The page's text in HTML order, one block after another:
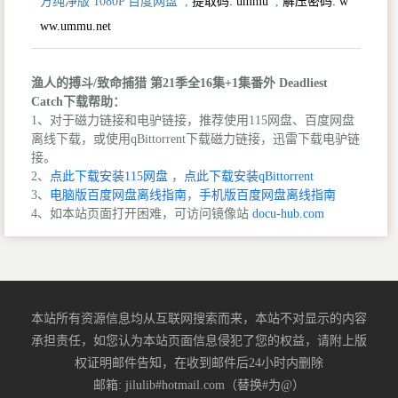
ww.ummu.net
渔人的搏斗/致命捕猎 第21季全16集+1集番外 Deadliest
Catch下载帮助：
1、对于磁力链接和电驴链接，推荐使用115网盘、百度网盘
离线下载，或使用qBittorrent下载磁力链接，迅雷下载电驴链
接。
2、
点此下载安装115网盘 ，
点此下载安装qBittorrent
3、 电脑版百度网盘离线指南， 手机版百度网盘离线指南
4、如本站页面打开困难，可访问镜像站 docu-hub.com
本站所有资源信息均从互联网搜索而来，本站不对显示的内容
承担责任，如您认为本站页面信息侵犯了您的权益，请附上版
权证明邮件告知，在收到邮件后24小时内删除
邮箱: jilulib#hotmail.com（替换#为@）